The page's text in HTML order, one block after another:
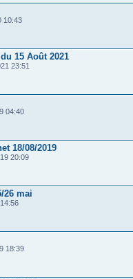
10:43
15 Août 2021
23:51
04:40
18/08/2019
20:09
26 mai
18:39